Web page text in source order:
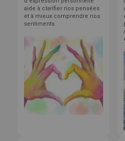
aide à clarifier nos pensées
et à mieux comprendre nos
sentiments.